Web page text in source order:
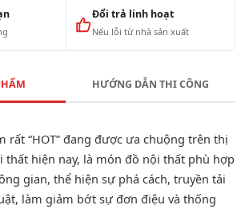
Đổi trả linh hoạt
Nếu lỗi từ nhà sản xuất
HƯỚNG DẪN THI CÔNG
rất “HOT” đang được ưa chuộng trên thị
hiện nay, là món đồ nội thất phù hợp
gian, thể hiện sự phá cách, truyền tải
làm giảm bớt sự đơn điệu và thống